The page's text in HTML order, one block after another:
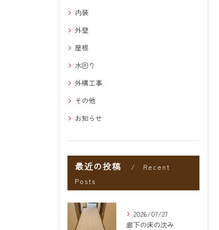
内装
外壁
屋根
水回り
外構工事
その他
お知らせ
最近の投稿
Recent
Posts
2026/07/27
廊下の床の沈み